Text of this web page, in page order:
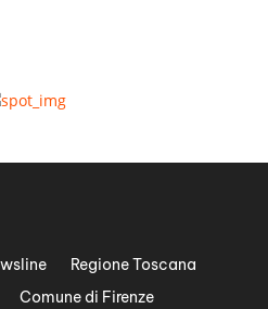
Regione Toscana
Comune di Firenze